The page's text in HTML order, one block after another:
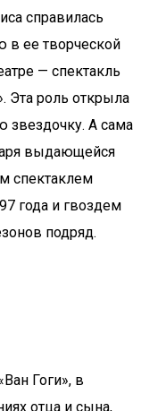
справилась
в ее творческой
— спектакль
Эта роль открыла
звездочку. А сама
выдающейся
спектаклем
года и гвоздем
подряд.
Гоги», в
отца и сына,